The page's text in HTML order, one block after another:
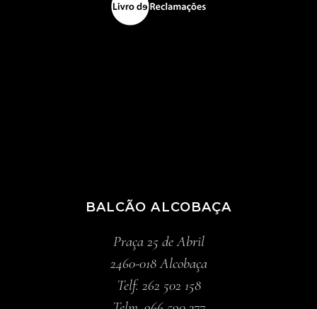
BALCÃO ALCOBAÇA
Praça 25 de Abril
2460-018 Alcobaça
Telf. 262 502 158